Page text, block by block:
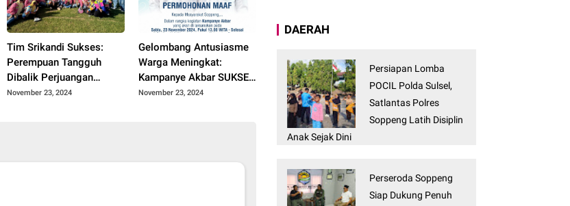
Tim Srikandi Sukses:
Perempuan Tangguh
Dibalik Perjuangan
Pasangan Nomor Urut 2
November 23, 2024
Gelombang Antusiasme
Warga Meningkat:
Kampanye Akbar SUKSES
Bakal Memukau!
November 23, 2024
DAERAH
Persiapan Lomba
POCIL Polda Sulsel,
Satlantas Polres
Soppeng Latih Disiplin
Anak Sejak Dini
Perseroda Soppeng
Siap Dukung Penuh